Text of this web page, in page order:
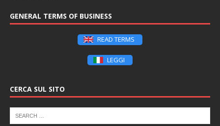
GENERAL TERMS OF BUSINESS
READ TERMS
LEGGI
CERCA SUL SITO